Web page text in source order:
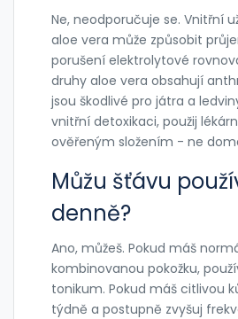
Ne, neodporučuje se. Vnitřní
aloe vera může způsobit
porušení elektrolytové
druhy aloe vera obsahují
jsou škodlivé pro játra a
vnitřní detoxikaci, použij
ověřeným složením - ne
Můžu šťávu
denně?
Ano, můžeš. Pokud máš
kombinovanou pokožku,
tonikum. Pokud máš citlivou
týdně a postupně zvyšuj